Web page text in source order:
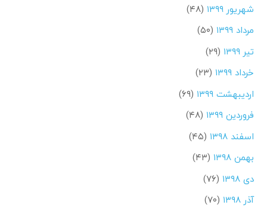
شهریور ۱۳۹۹
(۴۸)
مرداد ۱۳۹۹
(۵۰)
تیر ۱۳۹۹
(۲۹)
خرداد ۱۳۹۹
(۲۳)
اردیبهشت ۱۳۹۹
(۶۹)
فروردین ۱۳۹۹
(۴۸)
اسفند ۱۳۹۸
(۴۵)
بهمن ۱۳۹۸
(۴۳)
دی ۱۳۹۸
(۷۶)
آذر ۱۳۹۸
(۷۰)